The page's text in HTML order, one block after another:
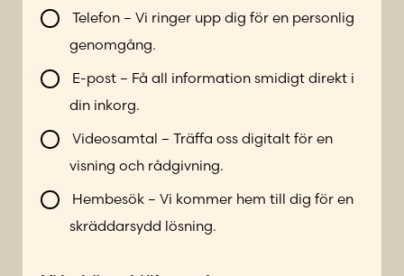
u
e
V
i
l
b
i
n
Telefon – Vi ringer upp dig för en personlig
genomgång.
E-post – Få all information smidigt direkt i
din inkorg.
Videosamtal – Träffa oss digitalt för en
visning och rådgivning.
Hembesök – Vi kommer hem till dig för en
skräddarsydd lösning.